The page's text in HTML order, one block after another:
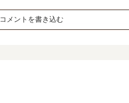
コメントを書き込む